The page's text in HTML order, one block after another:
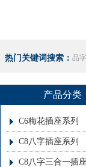
热门关键词搜索： 品
产品分类
C6梅花插座系列
C8八字插座系列
C8八字三合一插